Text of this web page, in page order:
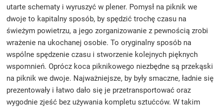
utarte schematy i wyruszyć w plener. Pomysł na piknik we
dwoje to kapitalny sposób, by spędzić trochę czasu na
świeżym powietrzu, a jego zorganizowanie z pewnością zrobi
wrażenie na ukochanej osobie. To oryginalny sposób na
wspólne spędzenie czasu i stworzenie kolejnych pięknych
wspomnień. Oprócz koca piknikowego niezbędne są przekąski
na piknik we dwoje. Najważniejsze, by były smaczne, ładnie się
prezentowały i łatwo dało się je przetransportować oraz
wygodnie zjeść bez używania kompletu sztućców. W takim